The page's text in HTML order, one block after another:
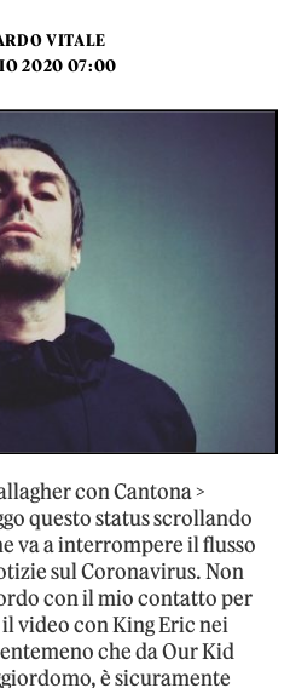
VITALE
2020 07:00
con Cantona >
questo status scrollando
va a interrompere il flusso
sul Coronavirus. Non
con il mio contatto per
video con King Eric nei
che da Our Kid
è sicuramente